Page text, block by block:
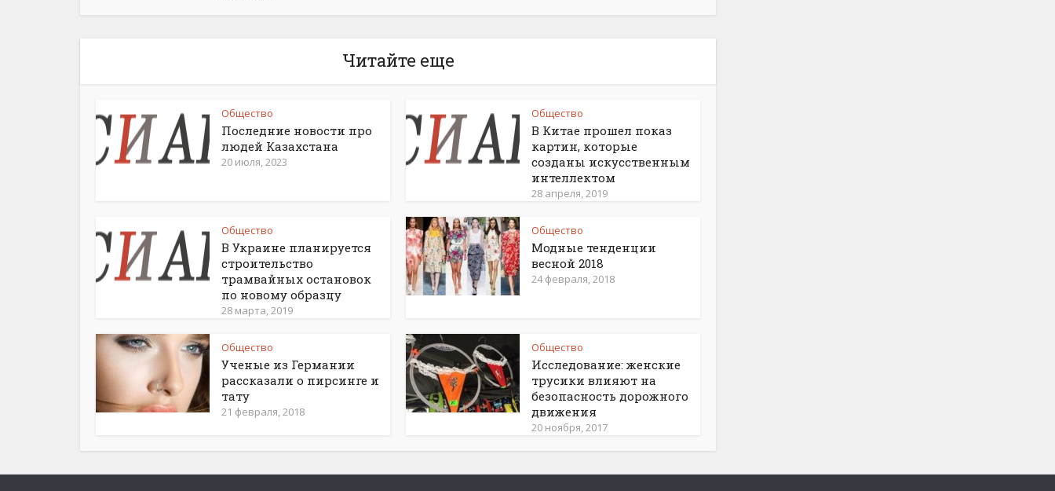
Читайте еще
Общество
Последние новости про
людей Казахстана
20 июля, 2023
Общество
В Китае прошел показ
картин, которые
созданы искусственным
интеллектом
28 апреля, 2019
Общество
В Украине планируется
строительство
трамвайных остановок
по новому образцу
28 марта, 2019
Общество
Модные тенденции
весной 2018
24 февраля, 2018
Общество
Ученые из Германии
рассказали о пирсинге и
тату
21 февраля, 2018
Общество
Исследование: женские
трусики влияют на
безопасность дорожного
движения
20 ноября, 2017